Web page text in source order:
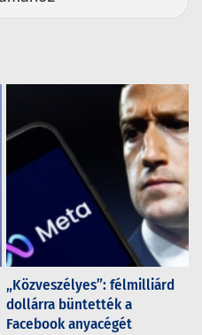
„Közveszélyes”: félmilliárd
dollárra büntették a
Facebook anyacégét